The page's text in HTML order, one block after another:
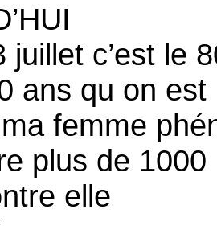
juillet c’est le
ans qu on est
femme
plus de
elle